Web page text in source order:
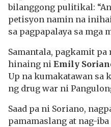
bilanggong pulitikal:
petisyon namin na
sa pagpapalaya sa mga
Samantala, pagkamit
hinaing ni Emily
Up na kumakatawan sa
ng drug war ni
Saad pa ni Soriano,
pamamaslang at nag-